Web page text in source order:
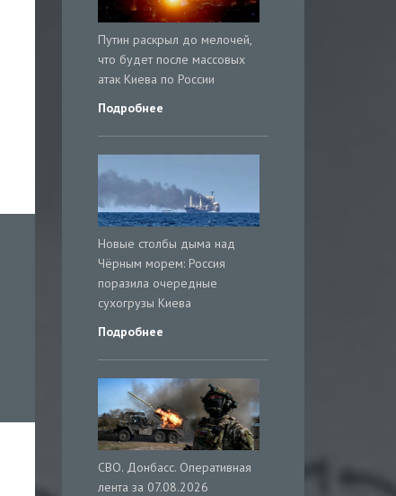
Путин раскрыл до мелочей,
что будет после массовых
атак Киева по России
Подробнее
Новые столбы дыма над
Чёрным морем: Россия
поразила очередные
сухогрузы Киева
Подробнее
СВО. Донбасс. Оперативная
лента за 07.08.2026